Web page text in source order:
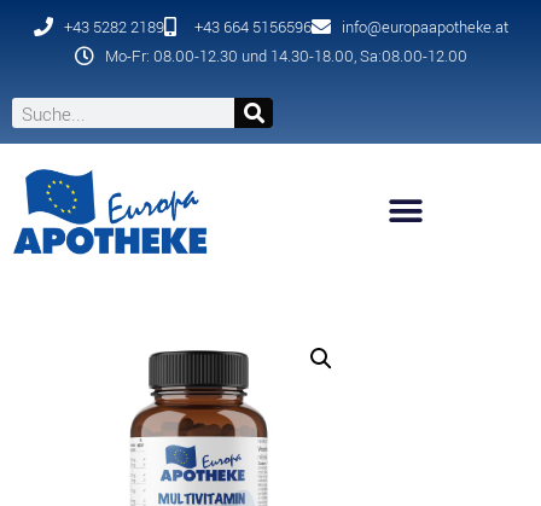
+43 5282 2189 +43 664 5156596
info@europaapotheke.at
Mo-Fr: 08.00-12.30 und 14.30-18.00, Sa:08.00-12.00